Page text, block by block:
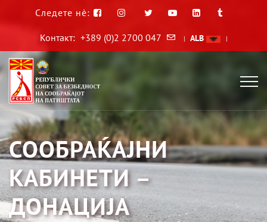
Следете нè:
Контакт: +389 (0)2 2700 047 | ALB |
СООБРАЌАЈНИ
КАБИНЕТИ –
ДОНАЦИЈА